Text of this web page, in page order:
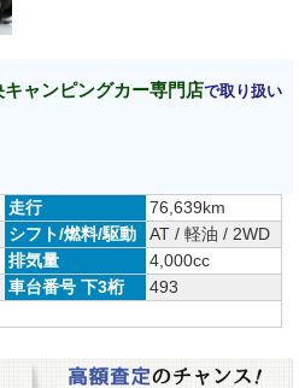
走行
76,639km
シフト/燃料/駆動
AT / 軽油 / 2WD
排気量
4,000cc
車台番号 下3桁
493
ャンピングカー専門店で取り扱い